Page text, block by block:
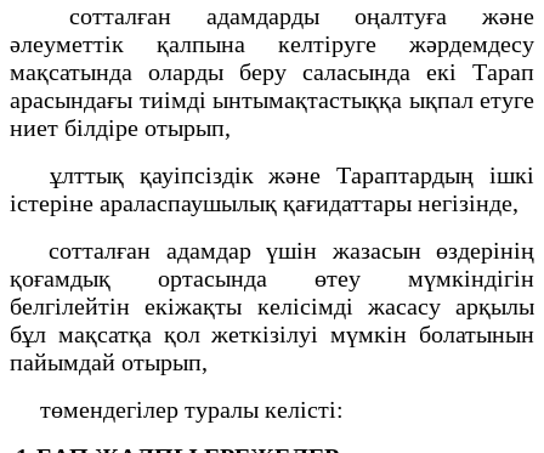
сотталған адамдарды оңалтуға және
әлеуметтік қалпына келтіруге жәрдемдесу
мақсатында оларды беру саласында екі Тарап
арасындағы тиімді ынтымақтастыққа ықпал етуге
ниет білдіре отырып,
ұлттық қауіпсіздік және Тараптардың ішкі
істеріне араласпаушылық қағидаттары негізінде,
сотталған адамдар үшін жазасын өздерінің
қоғамдық ортасында өтеу мүмкіндігін
белгілейтін екіжақты келісімді жасасу арқылы
бұл мақсатқа қол жеткізілуі мүмкін болатынын
пайымдай отырып,
төмендегілер туралы келісті: